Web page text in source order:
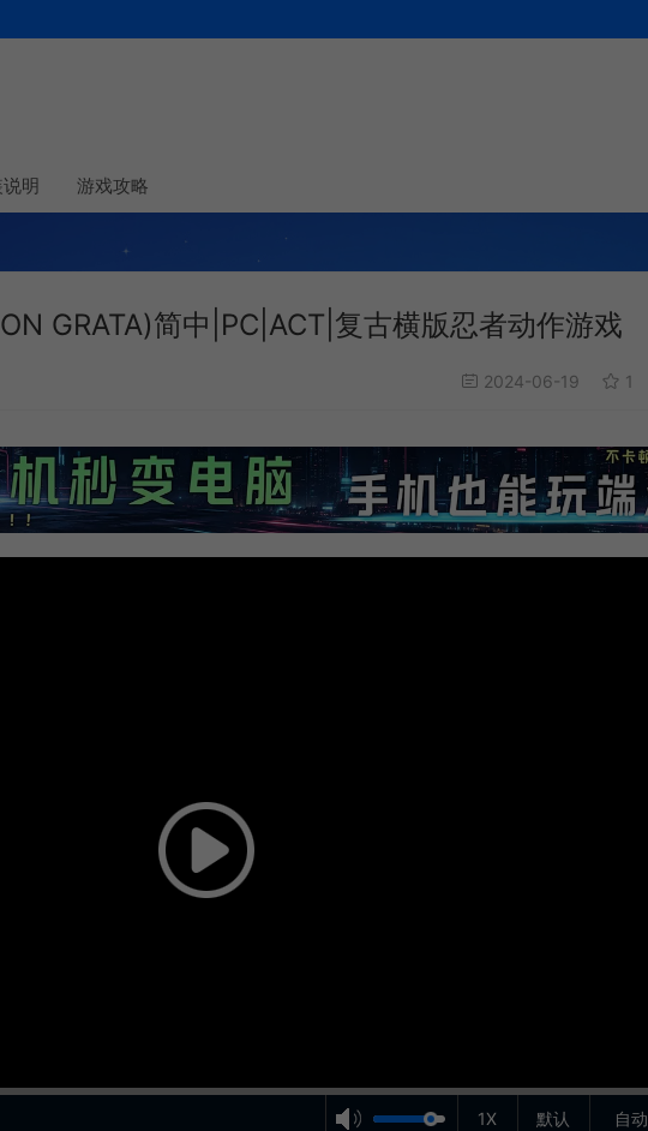
明 游戏攻略
GRATA)简中|PC|ACT|复古横版忍者动作游戏
2024-06-19 1
自动
1X 默认